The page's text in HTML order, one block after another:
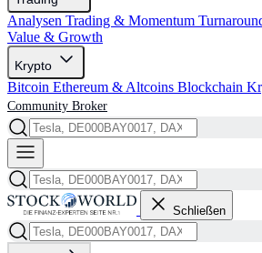
Analysen Trading & Momentum
Value & Growth
Krypto
Bitcoin Ethereum & Altcoins Blockchain
Community Broker
Schließen